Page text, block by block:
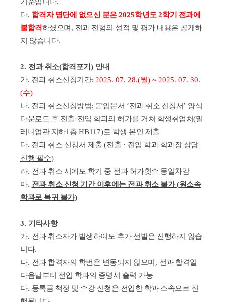
다. 합격자 명단에 없으신 분은2025학년도 2학기 전과에
불합격하셨으며 , 전과 전형의 성적 및 평가 내용은 공개하
지 않습니다.
2. 전과 취소(합격포기 ) 안내
가. 전과 취소신청기간: 2025. 07. 28.(월) ~ 2025. 07. 30.
(수)
나. 전과 취소신청방법: 붙임문서 ‘전과 취소 신청서’ 양식
다운로드 후 전출·전입 학과의 허가를 거쳐 학생취업처(밀
레니엄관 지하1 층 HB117)로 학생 본인 제출
다. 전과 취소 신청서 제출 (전출 · 전입 학과 학과장 상담
진행 필수)
라. 전과 취소 시에도 학기 중 전과 허가횟수 동일차감
마. 전과 취소 신청 기간 이후에는 전과 취소 불가(원소속
학과로 복귀 불가)
3. 기타사항
가. 전과 취소자가 발생하여도 추가 선발은 진행하지 않습
니다.
나. 전과 합격자의 학번은 변동되지 않으며 , 전과 합격일
다음날부터 전입 학과의 증명서 출력 가능
다. 등록금 책정 및 수강 신청은 전입한 학과 소속으로 진